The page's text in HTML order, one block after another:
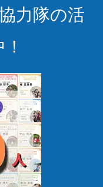
力隊の活